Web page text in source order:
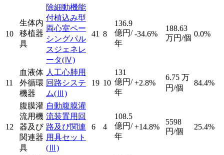
10
生体内
移植器
具
除細動機能
付植込み型
両心室ペー
シングパル
スジェネレ
ータ(Ⅳ)
41 8
136.9
億円/
年
-34.6%
188.63
万円/個 0.0%
11
血液体
外循環
機器
人工心肺用
回路システ
ム(Ⅲ)
19 10
131
億円/
年
+2.8%
6.75 万
円/個
84.4%
12
腹膜灌
流用機
器及び
関連器
具
自動腹膜灌
流装置用回
路及び関連
用具セット
(Ⅲ)
6 4
108.5
億円/
年
+14.8%
5598
円/個
25.4%